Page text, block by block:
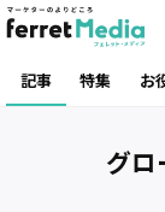
記事 特集 お
グロ